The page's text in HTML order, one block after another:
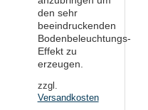
den sehr
beeindruckenden
Bodenbeleuchtungs-
Effekt zu
erzeugen.
zzgl.
Versandkosten